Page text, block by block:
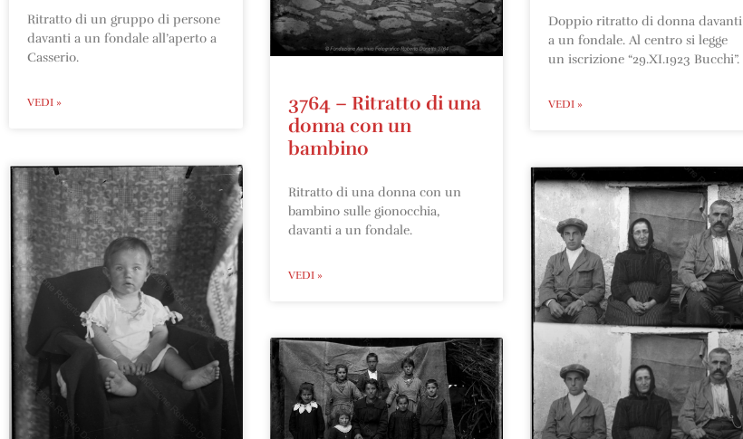
Ritratto di un gruppo di persone
davanti a un fondale all’aperto a
Casserio.
VEDI »
3764 – Ritratto di una
donna con un
bambino
Ritratto di una donna con un
bambino sulle gionocchia,
davanti a un fondale.
VEDI »
Doppio ritratto di donna davanti
a un fondale. Al centro si legge
un iscrizione “29.XI.1923 Bucchi”.
VEDI »